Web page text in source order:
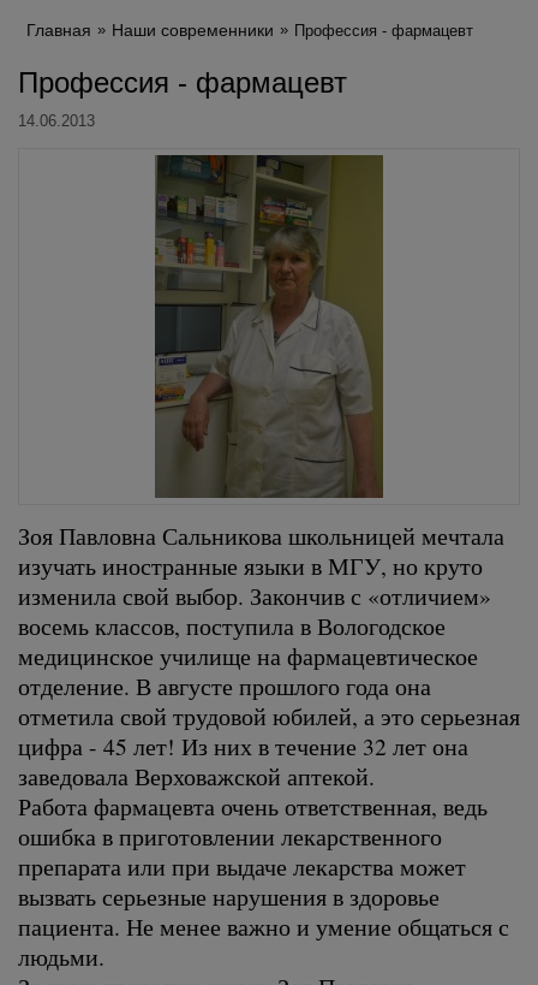
Главная Наши современники Профессия - фармацевт
Профессия - фармацевт
14.06.2013
Зоя Павловна Сальникова школьницей мечтала
изучать иностранные языки в МГУ, но круто
изменила свой выбор. Закончив с «отличием»
восемь классов, поступила в Вологодское
медицинское училище на фармацевтическое
отделение. В августе прошлого года она
отметила свой трудовой юбилей, а это серьезная
цифра - 45 лет! Из них в течение 32 лет она
заведовала Верховажской аптекой.
Работа фармацевта очень ответственная, ведь
ошибка в приготовлении лекарственного
препарата или при выдаче лекарства может
вызвать серьезные нарушения в здоровье
пациента. Не менее важно и умение общаться с
людьми.